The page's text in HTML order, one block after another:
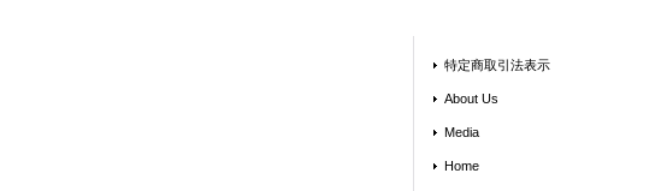
特定商取引法表示
About Us
Media
Home